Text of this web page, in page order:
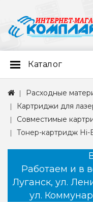
Каталог
Расходные
Картриджи для
Совместимые
Тонер-картридж Hi-
Работаем и в
Луганск, ул.
ул.